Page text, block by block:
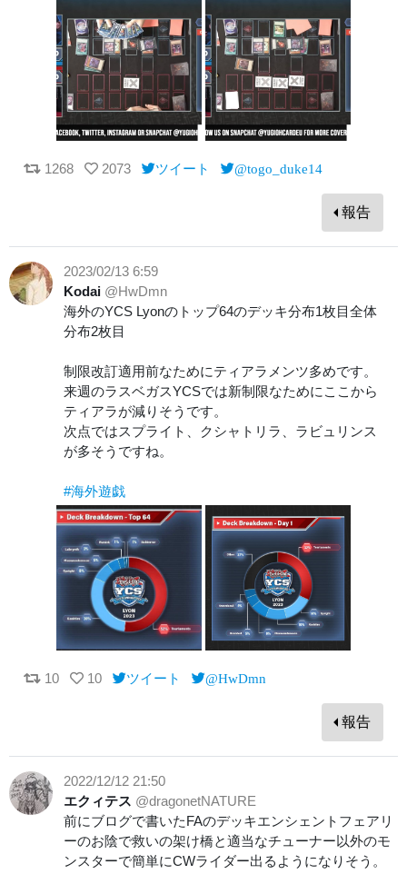
1268 2073 ツイート @togo_duke14
報告
2023/02/13 6:59
Kodai @HwDmn
海外のYCS Lyonのトップ64のデッキ分布1枚目全体
分布2枚目
制限改訂適用前なためにティアラメンツ多めです。
来週のラスベガスYCSでは新制限なためにここから
ティアラが減りそうです。
次点ではスプライト、クシャトリラ、ラビュリンス
が多そうですね。
#海外遊戯
10 10 ツイート @HwDmn
報告
2022/12/12 21:50
エクィテス @dragonetNATURE
前にブログで書いたFAのデッキエンシェントフェアリ
ーのお陰で救いの架け橋と適当なチューナー以外のモ
ンスターで簡単にCWライダー出るようになりそう。